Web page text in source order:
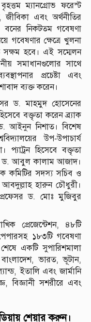
ম্যানগ্রোভ ফরেস্ট
জীবিকা এবং অর্থনীতির
বনের নিকটতম গবেষণা
গবেষণার ক্ষেত্রে খুলনা
সক্ষম হবে। এই সম্মেলন
সমাধানগুলোর সাথে
প্রচেষ্টা এবং
ব্যক্ত করেন।
ড. মাহমুদ হোসেনের
বক্তৃতা করেন ব্র্যাক
ড. আইনুন নিশাত। বিশেষ
উপ-উপাচার্য
হিসেবে বক্তৃতা
ড. আবুল কালাম আজাদ।
কমিটির সদস্য সচিব ও
আবদুল্লাহ হারুন চৌধুরী।
প্রফেসর ড. মোঃ মুজিবুর
প্রেজেন্টেশন, ৪৮টি
১৮৩টি গবেষণা
একটি সুপারিশমালা
ভারত, ভূটান,
ইতালি এবং জার্মানি
বিজ্ঞানী সশরীরে এবং
শেয়ার করুন।